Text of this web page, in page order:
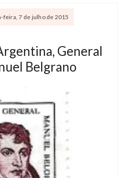
feira, 7 de julho de 2015
General
Belgrano